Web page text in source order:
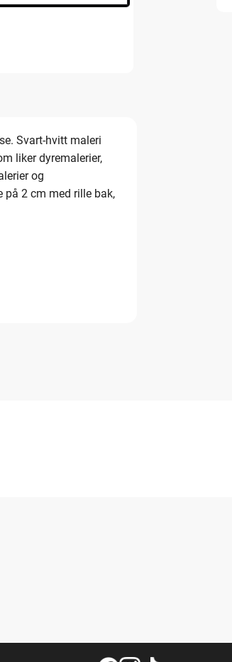
Svart-hvitt maleri
liker dyremalerier,
og
på 2 cm med rille bak,